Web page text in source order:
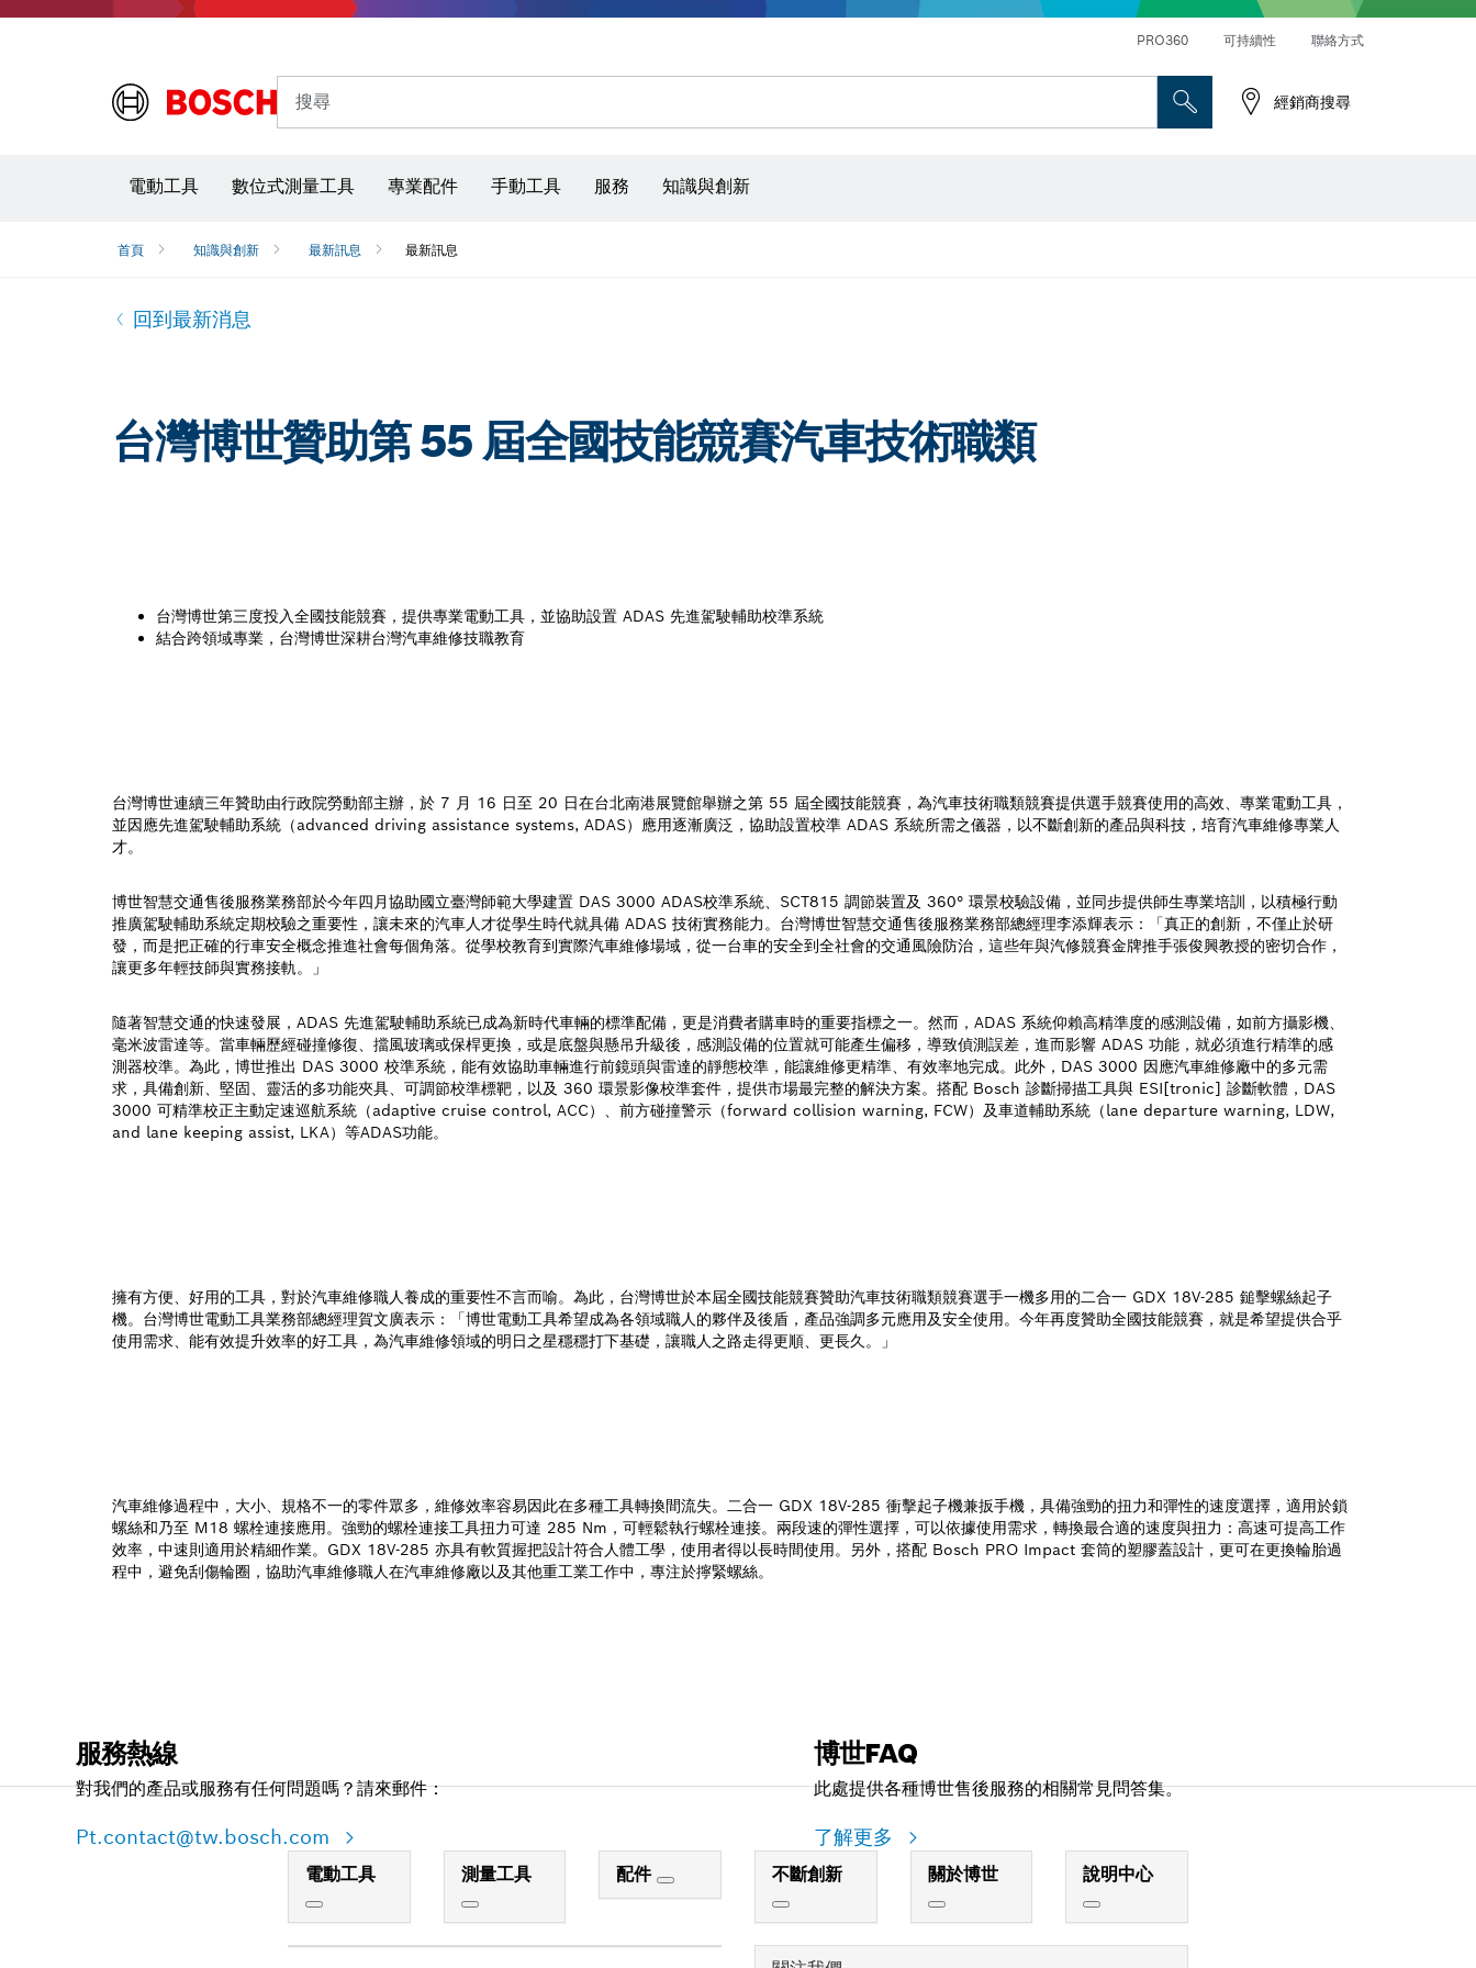
PRO360 可持續性 聯絡方式
搜尋 經銷商搜尋
電動工具 數位式測量工具 專業配件 手動工具 服務 知識與創新
首頁 知識與創新 最新訊息 最新訊息
回到最新消息
台灣博世贊助第 55 屆全國技能競賽汽車技術職類
台灣博世第三度投入全國技能競賽，提供專業電動工具，並協助設置 ADAS 先進駕駛輔助校準系統
結合跨領域專業，台灣博世深耕台灣汽車維修技職教育
台灣博世連續三年贊助由行政院勞動部主辦，於 7 月 16 日至 20 日在台北南港展覽館舉辦之第 55 屆全國技能競賽，為汽車技術職類競賽提供選手競賽使用的高效、專業電動工具，
並因應先進駕駛輔助系統（advanced driving assistance systems, ADAS）應用逐漸廣泛，協助設置校準 ADAS 系統所需之儀器，以不斷創新的產品與科技，培育汽車維修專業人
才。
博世智慧交通售後服務業務部於今年四月協助國立臺灣師範大學建置 DAS 3000 ADAS校準系統、SCT815 調節裝置及 360° 環景校驗設備，並同步提供師生專業培訓，以積極行動
推廣駕駛輔助系統定期校驗之重要性，讓未來的汽車人才從學生時代就具備 ADAS 技術實務能力。台灣博世智慧交通售後服務業務部總經理李添輝表示：「真正的創新，不僅止於研
發，而是把正確的行車安全概念推進社會每個角落。從學校教育到實際汽車維修場域，從一台車的安全到全社會的交通風險防治，這些年與汽修競賽金牌推手張俊興教授的密切合作，
讓更多年輕技師與實務接軌。」
隨著智慧交通的快速發展，ADAS 先進駕駛輔助系統已成為新時代車輛的標準配備，更是消費者購車時的重要指標之一。然而，ADAS 系統仰賴高精準度的感測設備，如前方攝影機、
毫米波雷達等。當車輛歷經碰撞修復、擋風玻璃或保桿更換，或是底盤與懸吊升級後，感測設備的位置就可能產生偏移，導致偵測誤差，進而影響 ADAS 功能，就必須進行精準的感
測器校準。為此，博世推出 DAS 3000 校準系統，能有效協助車輛進行前鏡頭與雷達的靜態校準，能讓維修更精準、有效率地完成。此外，DAS 3000 因應汽車維修廠中的多元需
求，具備創新、堅固、靈活的多功能夾具、可調節校準標靶，以及 360 環景影像校準套件，提供市場最完整的解決方案。搭配 Bosch 診斷掃描工具與 ESI[tronic] 診斷軟體，DAS
3000 可精準校正主動定速巡航系統（adaptive cruise control, ACC）、前方碰撞警示（forward collision warning, FCW）及車道輔助系統（lane departure warning, LDW,
and lane keeping assist, LKA）等ADAS功能。
擁有方便、好用的工具，對於汽車維修職人養成的重要性不言而喻。為此，台灣博世於本屆全國技能競賽贊助汽車技術職類競賽選手一機多用的二合一 GDX 18V-285 鎚擊螺絲起子
機。台灣博世電動工具業務部總經理賀文廣表示：「博世電動工具希望成為各領域職人的夥伴及後盾，產品強調多元應用及安全使用。今年再度贊助全國技能競賽，就是希望提供合乎
使用需求、能有效提升效率的好工具，為汽車維修領域的明日之星穩穩打下基礎，讓職人之路走得更順、更長久。」
汽車維修過程中，大小、規格不一的零件眾多，維修效率容易因此在多種工具轉換間流失。二合一 GDX 18V-285 衝擊起子機兼扳手機，具備強勁的扭力和彈性的速度選擇，適用於鎖
螺絲和乃至 M18 螺栓連接應用。強勁的螺栓連接工具扭力可達 285 Nm，可輕鬆執行螺栓連接。兩段速的彈性選擇，可以依據使用需求，轉換最合適的速度與扭力：高速可提高工作
效率，中速則適用於精細作業。GDX 18V-285 亦具有軟質握把設計符合人體工學，使用者得以長時間使用。另外，搭配 Bosch PRO Impact 套筒的塑膠蓋設計，更可在更換輪胎過
程中，避免刮傷輪圈，協助汽車維修職人在汽車維修廠以及其他重工業工作中，專注於擰緊螺絲。
服務熱線
對我們的產品或服務有任何問題嗎？請來郵件：
Pt.contact@tw.bosch.com
博世FAQ
此處提供各種博世售後服務的相關常見問答集。
了解更多
電動工具 測量工具 配件 不斷創新 關於博世 說明中心